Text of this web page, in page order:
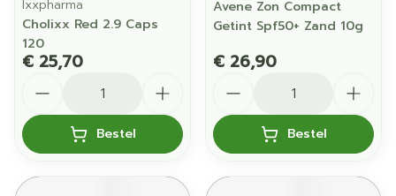
Ixxpharma
Cholixx Red 2.9 Caps
120
€ 25,70
Bestel
Avene Zon Compact
Getint Spf50+ Zand 10g
€ 26,90
Bestel